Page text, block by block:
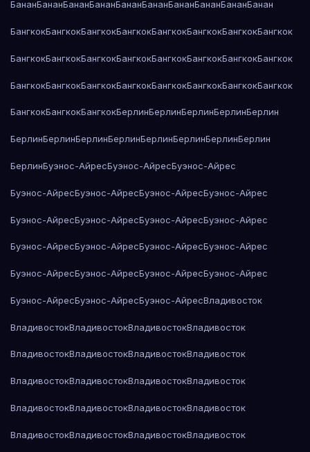
БананБананБананБананБананБананБананБананБананБанан
БангкокБангкокБангкокБангкокБангкокБангкокБангкокБангкок
БангкокБангкокБангкокБангкокБангкокБангкокБангкокБангкок
БангкокБангкокБангкокБангкокБангкокБангкокБангкокБангкок
БангкокБангкокБангкокБерлинБерлинБерлинБерлинБерлин
БерлинБерлинБерлинБерлинБерлинБерлинБерлинБерлин
БерлинБуэнос-АйресБуэнос-АйресБуэнос-Айрес
Буэнос-АйресБуэнос-АйресБуэнос-АйресБуэнос-Айрес
Буэнос-АйресБуэнос-АйресБуэнос-АйресБуэнос-Айрес
Буэнос-АйресБуэнос-АйресБуэнос-АйресБуэнос-Айрес
Буэнос-АйресБуэнос-АйресБуэнос-АйресБуэнос-Айрес
Буэнос-АйресБуэнос-АйресБуэнос-АйресВладивосток
ВладивостокВладивостокВладивостокВладивосток
ВладивостокВладивостокВладивостокВладивосток
ВладивостокВладивостокВладивостокВладивосток
ВладивостокВладивостокВладивостокВладивосток
ВладивостокВладивостокВладивостокВладивосток